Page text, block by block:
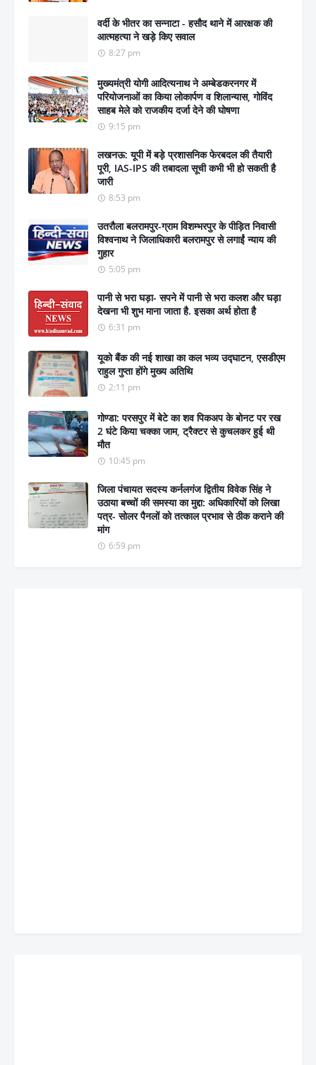
वर्दी के भीतर का सन्नाटा - हसौद थाने में आरक्षक की
आत्महत्या ने खड़े किए सवाल
8:27 pm
मुख्यमंत्री योगी आदित्यनाथ ने अम्बेडकरनगर में
परियोजनाओं का किया लोकार्पण व शिलान्यास, गोविंद
साहब मेले को राजकीय दर्जा देने की घोषणा
9:15 pm
लखनऊ: यूपी में बड़े प्रशासनिक फेरबदल की तैयारी
पूरी, IAS-IPS की तबादला सूची कभी भी हो सकती है
जारी
8:53 pm
उतरौला बलरामपुर-ग्राम विशम्भरपुर के पीड़ित निवासी
विश्वनाथ ने जिलाधिकारी बलरामपुर से लगाईं न्याय की
गुहार
5:05 pm
पानी से भरा घड़ा- सपने में पानी से भरा कलश और घड़ा
देखना भी शुभ माना जाता है. इसका अर्थ होता है
6:31 pm
यूको बैंक की नई शाखा का कल भव्य उद्घाटन, एसडीएम
राहुल गुप्ता होंगे मुख्य अतिथि
2:11 pm
गोण्डा: परसपुर में बेटे का शव पिकअप के बोनट पर रख
2 घंटे किया चक्का जाम, ट्रैक्टर से कुचलकर हुई थी
मौत
10:45 pm
जिला पंचायत सदस्य कर्नलगंज द्वितीय विवेक सिंह ने
उठाया बच्चों की समस्या का मुद्दा: अधिकारियों को लिखा
पत्र- सोलर पैनलों को तत्काल प्रभाव से ठीक कराने की
मांग
6:59 pm